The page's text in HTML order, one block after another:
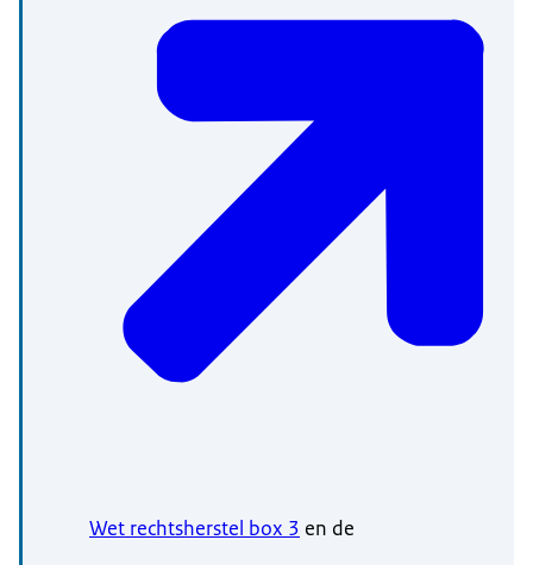
Wet rechtsherstel box 3 en de